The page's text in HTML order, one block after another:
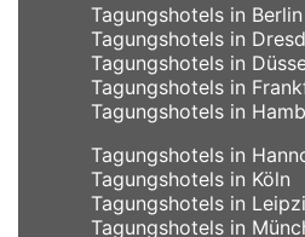
Tagungshotels in Berlin
Tagungshotels in
Tagungshotels in
Tagungshotels in
Tagungshotels in
Tagungshotels in
Tagungshotels in Köln
Tagungshotels in
Tagungshotels in